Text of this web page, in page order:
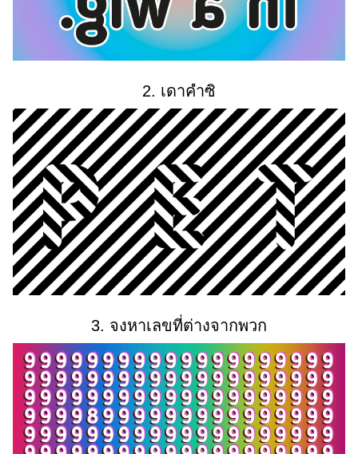
2. เดาคำซิ
3. จงหาเลขที่ต่างจากพวก